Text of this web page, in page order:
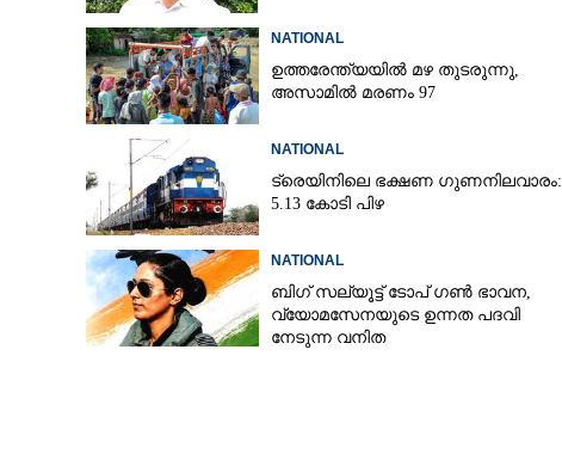
NATIONAL
ഉത്തരേന്ത്യയിൽ മഴ തുടരുന്നു,​
അസാമിൽ മരണം 97
NATIONAL
ട്രെയിനിലെ ഭക്ഷണ ഗുണനിലവാരം:
5.13 കോടി പിഴ
NATIONAL
ബിഗ് സല്യൂട്ട് ടോപ് ഗൺ ഭാവന,​
വ്യോമസേനയുടെ ഉന്നത പദവി
നേടുന്ന വനിത